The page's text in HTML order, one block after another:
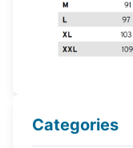
Categories